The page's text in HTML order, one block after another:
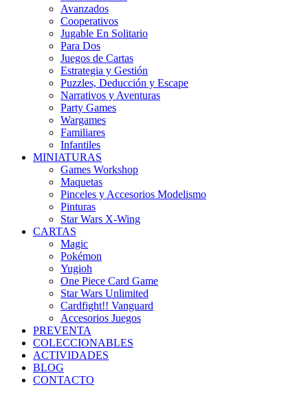
Avanzados
Cooperativos
Jugable En Solitario
Para Dos
Juegos de Cartas
Estrategia y Gestión
Puzzles, Deducción y Escape
Narrativos y Aventuras
Party Games
Wargames
Familiares
Infantiles
MINIATURAS
Games Workshop
Maquetas
Pinceles y Accesorios Modelismo
Pinturas
Star Wars X-Wing
CARTAS
Magic
Pokémon
Yugioh
One Piece Card Game
Star Wars Unlimited
Cardfight!! Vanguard
Accesorios Juegos
PREVENTA
COLECCIONABLES
ACTIVIDADES
BLOG
CONTACTO